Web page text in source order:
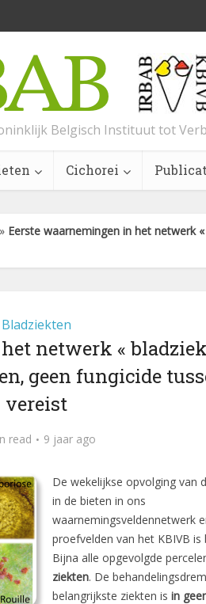
Belgisch Instituut tot
Cichorei
» Eerste waarnemingen in het netwerk
Bladziekten
netwerk «
geen fungicide
vereist
read 9 jaar ago
De wekelijkse opvolging van
in de bieten in ons
waarnemingsveldennetwerk
proefvelden van het KBIVB is
Bijna alle opgevolgde
ziekten. De
belangrijkste ziekten is in